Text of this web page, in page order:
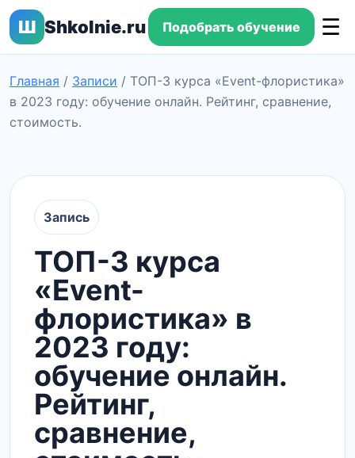
Ш Shkolnie.ru Подобрать обучение ☰
Главная / Записи / ТОП-3 курса «Event-флористика»
в 2023 году: обучение онлайн. Рейтинг, сравнение,
стоимость.
Запись
ТОП-3 курса
«Event-
флористика» в
2023 году:
обучение онлайн.
Рейтинг,
сравнение,